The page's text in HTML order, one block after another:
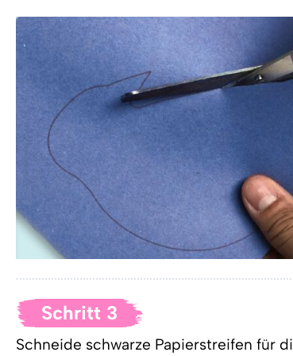
Schritt 3
Schneide schwarze Papierstreifen für